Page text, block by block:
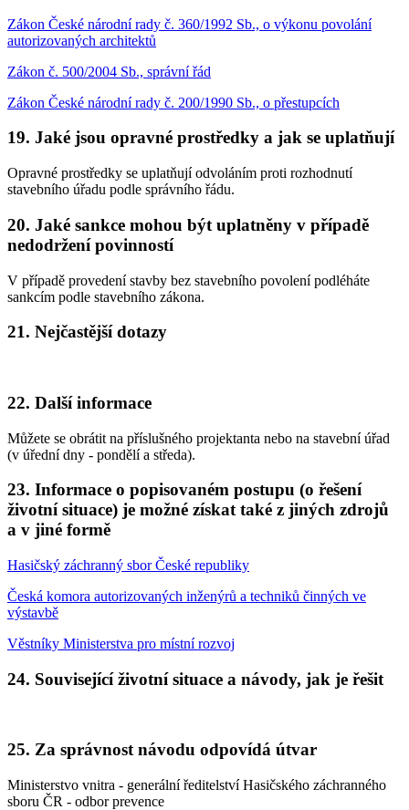
Zákon České národní rady č. 360/1992 Sb., o výkonu povolání
autorizovaných architektů
Zákon č. 500/2004 Sb., správní řád
Zákon České národní rady č. 200/1990 Sb., o přestupcích
19. Jaké jsou opravné prostředky a jak se uplatňují
Opravné prostředky se uplatňují odvoláním proti rozhodnutí
stavebního úřadu podle správního řádu.
20. Jaké sankce mohou být uplatněny v případě
nedodržení povinností
V případě provedení stavby bez stavebního povolení podléháte
sankcím podle stavebního zákona.
21. Nejčastější dotazy
22. Další informace
Můžete se obrátit na příslušného projektanta nebo na stavební úřad
(v úřední dny - pondělí a středa).
23. Informace o popisovaném postupu (o řešení
životní situace) je možné získat také z jiných zdrojů
a v jiné formě
Hasičský záchranný sbor České republiky
Česká komora autorizovaných inženýrů a techniků činných ve
výstavbě
Věstníky Ministerstva pro místní rozvoj
24. Související životní situace a návody, jak je řešit
25. Za správnost návodu odpovídá útvar
Ministerstvo vnitra - generální ředitelství Hasičského záchranného
sboru ČR - odbor prevence